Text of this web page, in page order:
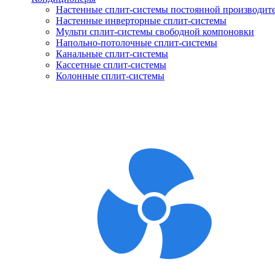
Настенные сплит-системы постоянной
Настенные инверторные сплит-системы
Мульти сплит-системы свободной компоновки
Напольно-потолочные сплит-системы
Канальные сплит-системы
Кассетные сплит-системы
Колонные сплит-системы